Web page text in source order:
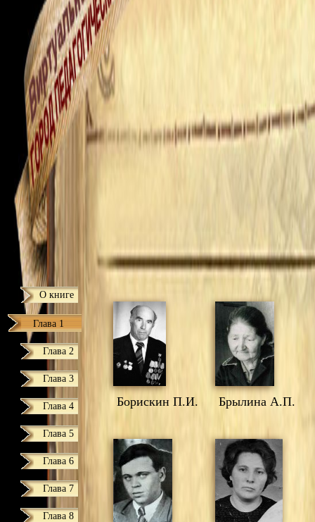
О книге
Глава 1
Глава 2
Глава 3
Глава 4
Глава 5
Глава 6
Глава 7
Глава 8
Борискин П.И. Брылина А.П.